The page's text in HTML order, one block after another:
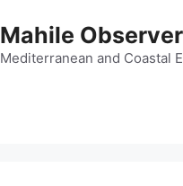
Mahile Observer
Mediterranean and Coastal